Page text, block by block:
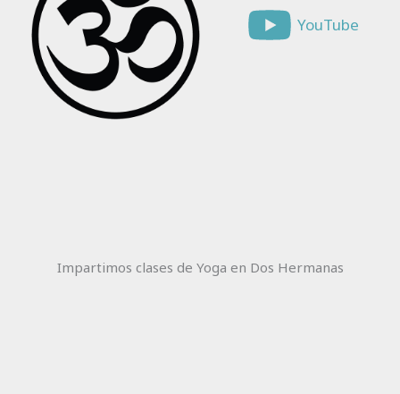
YouTube
Impartimos clases de Yoga en Dos Hermanas